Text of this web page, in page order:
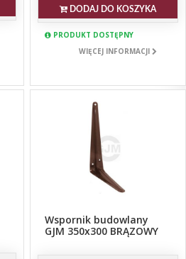
DODAJ DO KOSZYKA
PRODUKT DOSTĘPNY
WIĘCEJ INFORMACJI
Wspornik budowlany
GJM 350x300 BRĄZOWY